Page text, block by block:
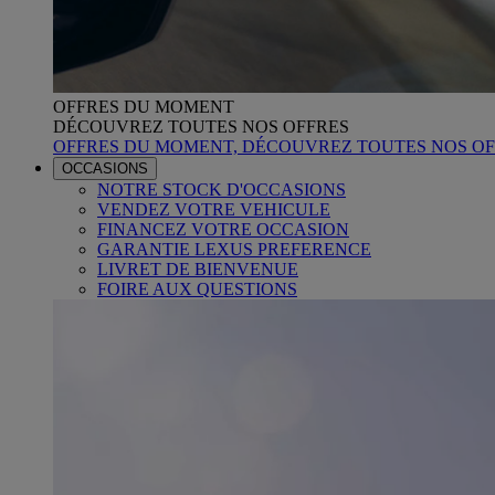
OFFRES DU MOMENT
DÉCOUVREZ TOUTES NOS OFFRES
OFFRES DU MOMENT, DÉCOUVREZ TOUTES NOS
OCCASIONS
NOTRE STOCK D'OCCASIONS
VENDEZ VOTRE VEHICULE
FINANCEZ VOTRE OCCASION
GARANTIE LEXUS PREFERENCE
LIVRET DE BIENVENUE
FOIRE AUX QUESTIONS